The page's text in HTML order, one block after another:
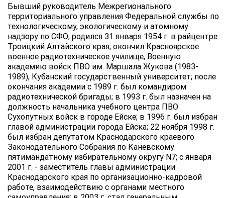
Бывший руководитель Межрегионального
территориального управления Федеральной службы по
технологическому, экологическому и атомному
надзору по СФО; родился 31 января 1954 г. в райцентре
Троицкий Алтайского края; окончил Красноярское
военное радиотехническое училище, Военную
академию войск ПВО им. Маршала Жукова (1983-
1989), Кубанский государственный университет; после
окончания академии с 1989 г. был командиром
радиотехнической бригады; в 1993 г. был назначен на
должность начальника учебного центра ПВО
Сухопутных войск в городе Ейске; в 1996 г. был избран
главой администрации города Ейска; 22 ноября 1998 г.
был избран депутатом Краснодарского краевого
Законодательного Собрания по Каневскому
пятимандатному избирательному округу N7; с января
2001 г. - заместитель главы администрации
Краснодарского края по организационно-кадровой
работе, взаимодействию с органами местного